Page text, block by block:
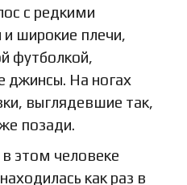
с редкими
широкие плечи,
футболкой,
джинсы. На ногах
выглядевшие так,
позади.
этом человеке
как раз в